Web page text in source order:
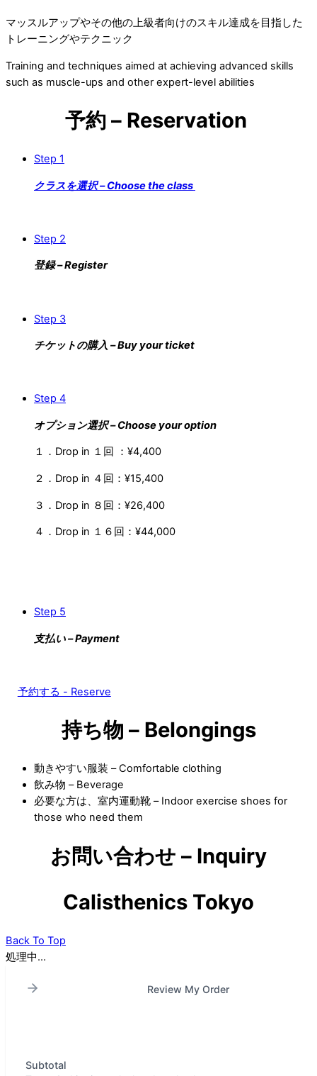
マッスルアップやその他の上級者向けのスキル達成を目指した
トレーニングやテクニック
Training and techniques aimed at achieving advanced skills
such as muscle-ups and other expert-level abilities
予約 – Reservation
Step 1
クラスを選択 – Choose the class
Step 2
登録 – Register
Step 3
チケットの購入 – Buy your ticket
Step 4
オプション選択 – Choose your option
１．Drop in １回 ：¥4,400
２．Drop in ４回：¥15,400
３．Drop in ８回：¥26,400
４．Drop in １６回：¥44,000
Step 5
支払い – Payment
予約する - Reserve
持ち物 – Belongings
動きやすい服装 – Comfortable clothing
飲み物 – Beverage
必要な方は、室内運動靴 – Indoor exercise shoes for
those who need them
お問い合わせ – Inquiry
Calisthenics Tokyo
Back To Top
処理中...
Review My Order
Subtotal